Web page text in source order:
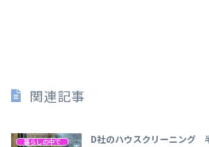
関連記事
暮らしの中で D社のハウスクリーニング